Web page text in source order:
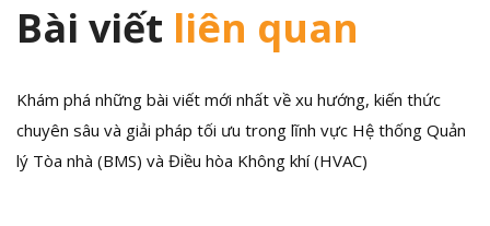
Bài viết liên quan
Khám phá những bài viết mới nhất về xu hướng, kiến thức
chuyên sâu và giải pháp tối ưu trong lĩnh vực Hệ thống Quản
lý Tòa nhà (BMS) và Điều hòa Không khí (HVAC)